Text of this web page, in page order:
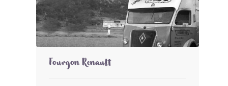
Fourgon Renault